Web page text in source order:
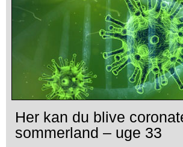
Her kan du blive
sommerland – uge 33